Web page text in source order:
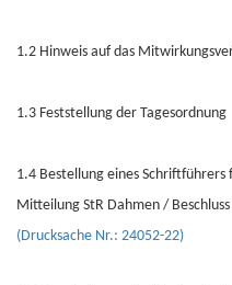
1.2 Hinweis auf das
1.3 Feststellung der Tagesordnung
1.4 Bestellung eines
Mitteilung StR Dahmen / Beschluss
(Drucksache Nr.: 24052-22)